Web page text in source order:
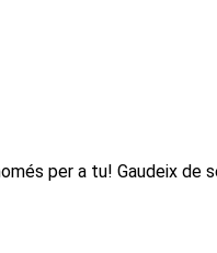
per a tu! Gaudeix de